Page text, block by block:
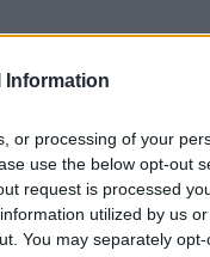
Information
or processing of your
use the below opt-out
request is processed
utilized by us
You may separately
ospiterà
della